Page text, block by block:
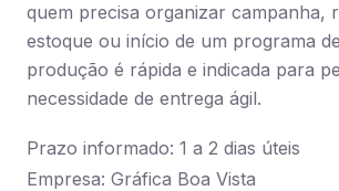
quem precisa organizar campanha,
estoque ou início de um programa
produção é rápida e indicada para
necessidade de entrega ágil.
Prazo informado: 1 a 2 dias úteis
Empresa: Gráfica Boa Vista